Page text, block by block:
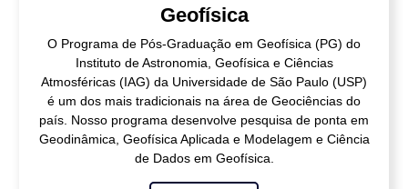
Geofísica
O Programa de Pós-Graduação em Geofísica (PG) do
Instituto de Astronomia, Geofísica e Ciências
Atmosféricas (IAG) da Universidade de São Paulo (USP)
é um dos mais tradicionais na área de Geociências do
país. Nosso programa desenvolve pesquisa de ponta em
Geodinâmica, Geofísica Aplicada e Modelagem e Ciência
de Dados em Geofísica.